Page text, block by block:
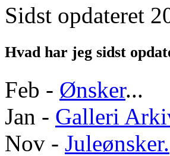
Sidst opdateret
Hvad har jeg sidst
Feb - Ønsker...
Jan - Galleri
Nov - Juleønsker.